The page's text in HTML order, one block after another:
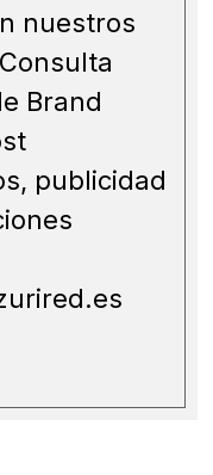
nuestros
Brand
publicidad